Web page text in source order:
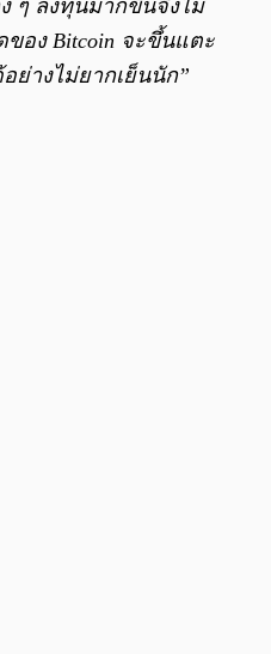
ๆ ลงทุนมากขึ้นจึงไม่
อง Bitcoin จะขึ้นแตะ
ย่างไม่ยากเย็นนัก”